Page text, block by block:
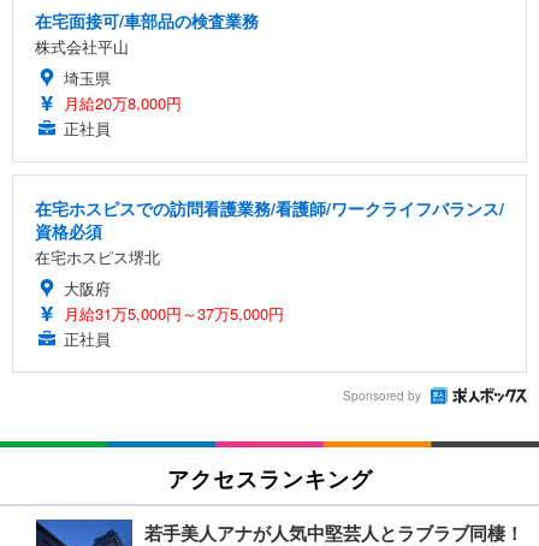
在宅面接可/車部品の検査業務
株式会社平山
埼玉県
月給20万8,000円
正社員
在宅ホスピスでの訪問看護業務/看護師/ワークライフバランス/
資格必須
在宅ホスピス堺北
大阪府
月給31万5,000円～37万5,000円
正社員
Sponsored by
アクセスランキング
若手美人アナが人気中堅芸人とラブラブ同棲！